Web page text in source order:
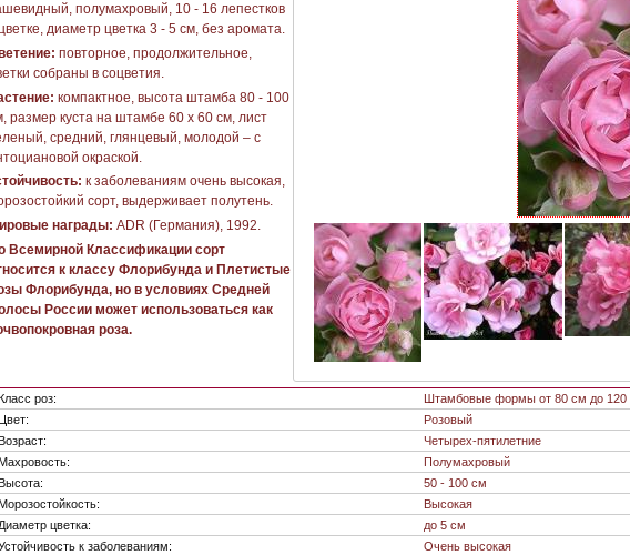
полумахровый, 10 - 16 лепестков
диаметр цветка 3 - 5 см, без аромата.
повторное, продолжительное,
собраны в соцветия.
компактное, высота штамба 80 - 100
размер куста на штамбе 60 х 60 см, лист
средний, глянцевый, молодой – с
окраской.
к заболеваниям очень высокая,
сорт, выдерживает полутень.
награды: ADR (Германия), 1992.
Всемирной Классификации сорт
к классу Флорибунда и Плетистые
Флорибунда, но в условиях Средней
России может использоваться как
роза.
Класс роз:
Штамбовые формы от 80 см до 120
Цвет:
Розовый
Возраст:
Четырех-пятилетние
Махровость:
Полумахровый
Высота:
50 - 100 см
Морозостойкость:
Высокая
Диаметр цветка:
до 5 см
к заболеваниям:
Очень высокая